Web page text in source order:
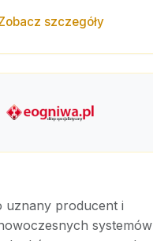
szczegóły
uznany producent i
systemów